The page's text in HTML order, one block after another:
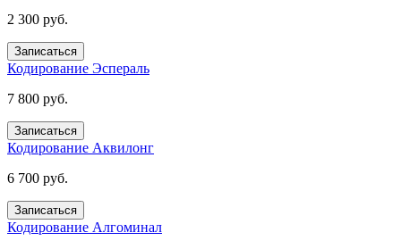
2 300 руб.
Записаться
Кодирование Эспераль
7 800 руб.
Записаться
Кодирование Аквилонг
6 700 руб.
Записаться
Кодирование Алгоминал